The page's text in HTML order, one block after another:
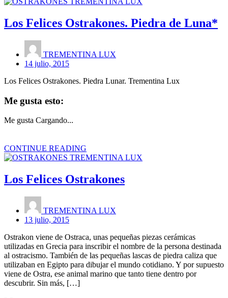
Los Felices Ostrakones. Piedra de Luna*
TREMENTINA LUX
14 julio, 2015
Los Felices Ostrakones. Piedra Lunar. Trementina Lux
Me gusta esto:
Me gusta Cargando...
CONTINUE READING
Los Felices Ostrakones
TREMENTINA LUX
13 julio, 2015
Ostrakon viene de Ostraca, unas pequeñas piezas cerámicas
utilizadas en Grecia para inscribir el nombre de la persona destinada
al ostracismo. También de las pequeñas lascas de piedra caliza que
utilizaban en Egipto para dibujar el mundo cotidiano. Y por supuesto
viene de Ostra, ese animal marino que tanto tiene dentro por
descubrir. Sin más, […]